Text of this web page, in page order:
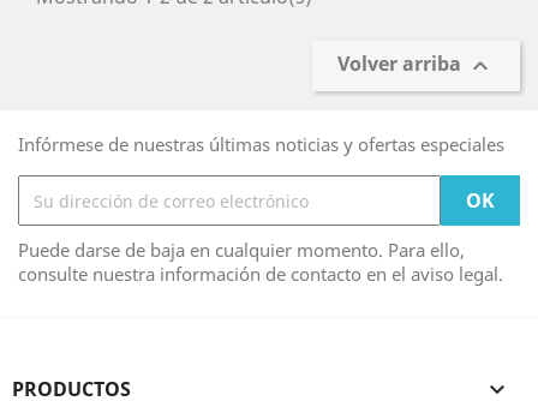
Volver arriba 
Infórmese de nuestras últimas noticias y ofertas especiales
Puede darse de baja en cualquier momento. Para ello,
consulte nuestra información de contacto en el aviso legal.
PRODUCTOS 